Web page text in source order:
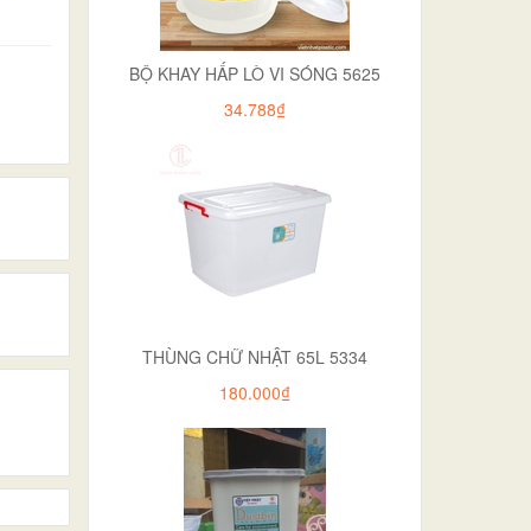
BỘ KHAY HẤP LÒ VI SÓNG 5625
34.788₫
THÙNG CHỮ NHẬT 65L 5334
180.000₫